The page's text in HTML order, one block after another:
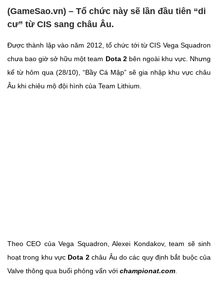
(GameSao.vn) – Tổ chức này sẽ lần đầu tiên “di
cư” từ CIS sang châu Âu.
Được thành lập vào năm 2012, tổ chức tới từ CIS Vega Squadron
chưa bao giờ sở hữu một team Dota 2bên ngoài khu vực. Nhưng
kể từ hôm qua (28/10), “Bầy Cá Mập” sẽ gia nhập khu vực châu
Âu khi chiêu mộ đội hình của Team Lithium.
Theo CEO của Vega Squadron, Alexei Kondakov, team sẽ sinh
hoạt trong khu vực Dota 2châu Âu do các quy định bắt buộc của
Valve thông qua buổi phỏng vấn với championat.com